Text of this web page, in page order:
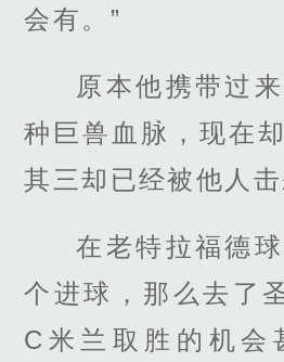
会有。”
原本他携带过
种巨兽血脉，现在
其三却已经被他人击
在老特拉福德
个进球，那么去了
C米兰取胜的机会